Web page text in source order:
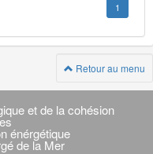
1
Retour au menu
et de la cohésion
énérgétique
de la Mer